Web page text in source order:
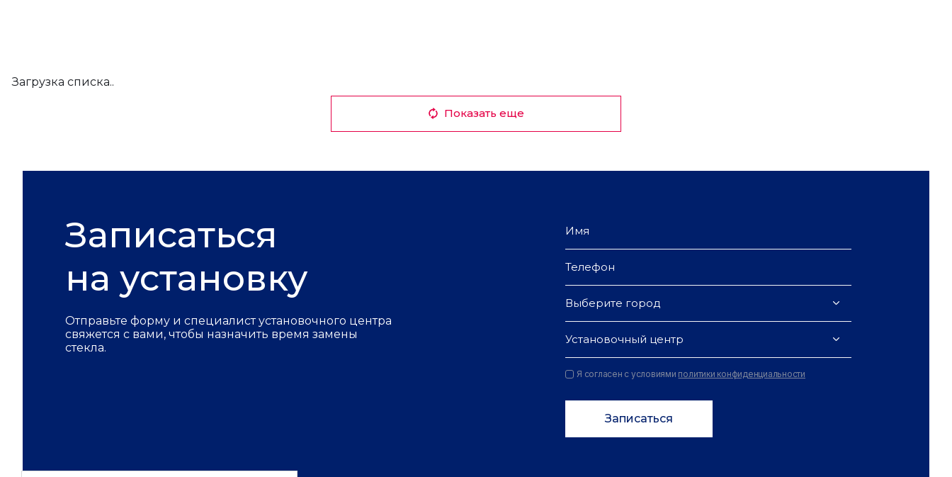
Загрузка списка..
Показать еще
Записаться
на установку
Отправьте форму и специалист установочного центра
свяжется с вами, чтобы назначить время замены
стекла.
Выберите город
Установочный центр
Я согласен с условиями политики конфиденциальности
Записаться